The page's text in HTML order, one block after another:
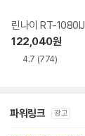
린나이 RT-1080IJ
122,040원
4.7 (774)
파워링크 광고